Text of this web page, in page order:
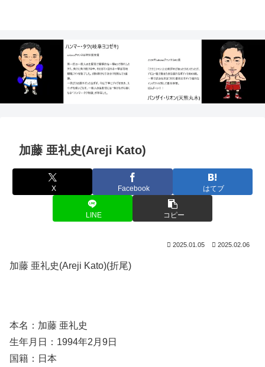
加藤 亜礼史(Areji Kato)
X Facebook はてブ
LINE コピー
2025.01.05 2025.02.06
加藤 亜礼史(Areji Kato)(折尾)
本名：加藤 亜礼史
生年月日：1994年2月9日
国籍：日本